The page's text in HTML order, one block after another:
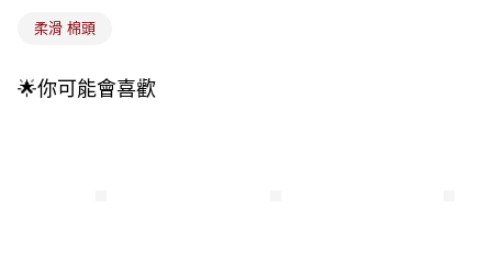
醒簡訊。
每筆NT$100，滿NT$899(含以上)免運費
每筆NT$100，滿NT$899(含以上)免運費
柔滑 棉頭
🌟你可能會喜歡